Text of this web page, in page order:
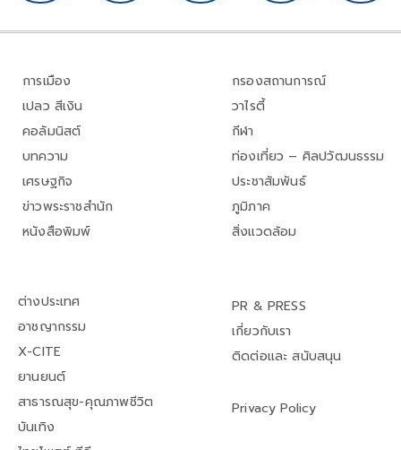
การเมือง
เปลว สีเงิน
คอลัมนิสต์
บทความ
เศรษฐกิจ
ข่าวพระราชสำนัก
หนังสือพิมพ์
กรองสถานการณ์
วาไรตี้
กีฬา
ท่องเที่ยว – ศิลปวัฒนธรรม
ประชาสัมพันธ์
ภูมิภาค
สิ่งแวดล้อม
ต่างประเทศ
อาชญากรรม
X-CITE
ยานยนต์
สาธารณสุข-คุณภาพชีวิต
บันเทิง
PR & PRESS
เกี่ยวกับเรา
ติดต่อและ สนับสนุน
Privacy Policy